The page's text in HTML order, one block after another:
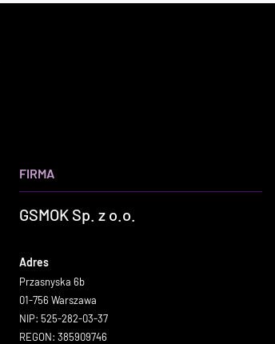
FIRMA
GSMOK Sp. z o.o.
Adres
Przasnyska 6b
01-756 Warszawa
NIP: 525-282-03-37
REGON: 385909746